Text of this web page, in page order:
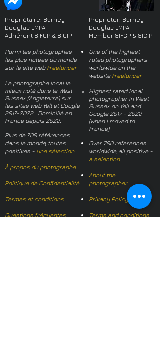
Propriétaire: Barney
Douglas LMPA
Adhérent SIFGP & SICIP
Parmi les photographes
les plus notées du monde
sur le site web Freelancer
Le photographe local le
mieux noté dans le West
Sussex (Angleterre) sur
les sites web Yell et Google
2017-2022. Domicilié en
France depuis 2022.
Plus de 700 références
dans le monde, toutes
positives - une sélection
À propos du photographe
Politique de Confidentialité
Termes et conditions
Questions fréquentes
Proprietor: Barney
Douglas LMPA
Member SIFGP & SICIP
One of the highest
rated photographers
worldwide on the
website Freelancer
Highest rated local
photographer in West
Sussex on Yell and
Google 2017 - 2022
(when I moved to
France)
Over 700 references
worldwide, all positive -
a selection
About the
photographer
Privacy Policy
Terms and conditions